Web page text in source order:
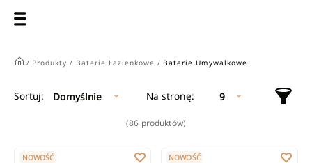
/ Produkty / Baterie Łazienkowe / Baterie Umywalkowe
Sortuj: Domyślnie Na stronę: 9
(86 produktów)
Wysoka bateria umywalkowa Invena Dropia czarna stojąca
NOWOŚĆ Wysoka bateria umywalkowa
NOWOŚĆ